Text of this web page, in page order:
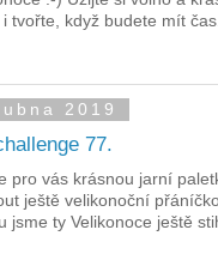
tvořte, když budete mít
2019
77.
pro vás krásnou jarní
ještě velikonoční
jsme ty Velikonoce ještě